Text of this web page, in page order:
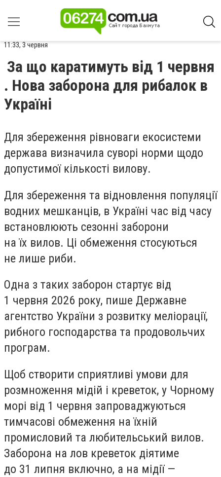
11:33, 3 червня
За що каратимуть від 1 червня
. Нова заборона для рибалок в
Україні
Для збереження рівноваги екосистеми
держава визначила суворі норми щодо
допустимої кількості вилову.
Для збереження та відновлення популяції
водних мешканців, в Україні час від часу
встановлюють сезонні заборони
на їх вилов. Ці обмеження стосуються
не лише риби.
Одна з таких заборон стартує від
1 червня 2026 року, пише Державне
агентство України з розвитку меліорації,
рибного господарства та продовольчих
програм.
Щоб створити сприятливі умови для
розмноження мідій і креветок, у Чорному
морі від 1 червня запроваджуються
тимчасові обмеження на їхній
промисловий та любительський вилов.
Заборона на лов креветок діятиме
до 31 липня включно, а на мідії —